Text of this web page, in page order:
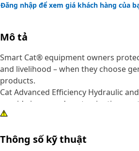
Đăng nhập để xem giá khách hàng của
Mô tả
Smart Cat® equipment owners
and livelihood – when they choose
products.
Cat Advanced Efficiency Hydraulic
provide increased contamination
superior dirt-holding. Using improved
pressure drop characteristics. Pleat spacing is rigidly
Thông số kỹ thuật